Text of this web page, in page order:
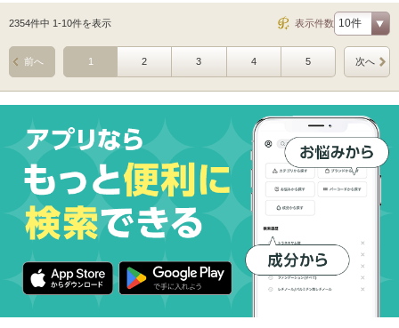
2354件中 1-10件を表示 表示件数
1 2 3 4 5
前へ 次へ